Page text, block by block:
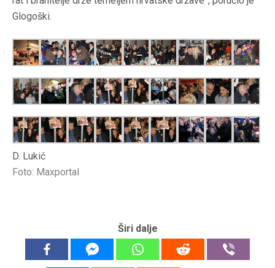
Glogoški.
D. Lukić
Foto: Maxportal
Širi dalje